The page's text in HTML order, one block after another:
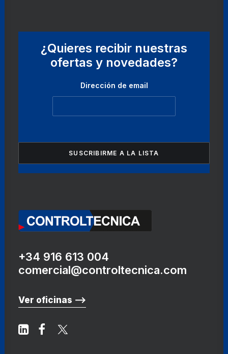
¿Quieres recibir nuestras
ofertas y novedades?
Dirección de email
+34 916 613 004
comercial@controltecnica.com
Ver oficinas ⟶